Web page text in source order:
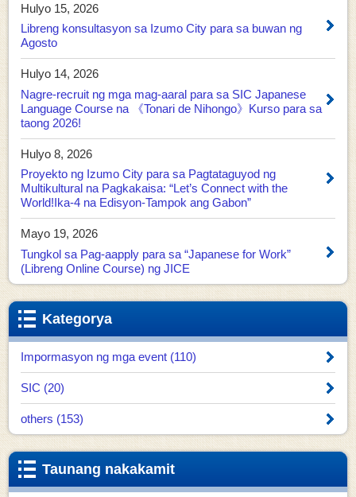
Hulyo 15, 2026
Libreng konsultasyon sa Izumo City para sa buwan ng
Agosto
Hulyo 14, 2026
Nagre-recruit ng mga mag-aaral para sa SIC Japanese
Language Course na 《Tonari de Nihongo》Kurso para sa
taong 2026!
Hulyo 8, 2026
Proyekto ng Izumo City para sa Pagtataguyod ng
Multikultural na Pagkakaisa: “Let’s Connect with the
World!Ika-4 na Edisyon-Tampok ang Gabon”
Mayo 19, 2026
Tungkol sa Pag-aapply para sa “Japanese for Work”
(Libreng Online Course) ng JICE
Kategorya
Impormasyon ng mga event (110)
SIC (20)
others (153)
Taunang nakakamit